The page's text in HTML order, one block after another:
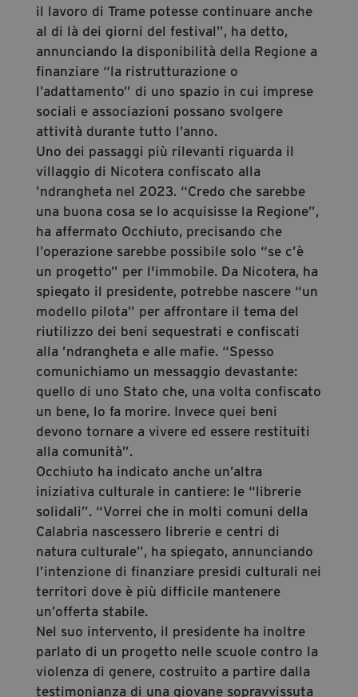
il lavoro di Trame potesse continuare anche
al di là dei giorni del festival”, ha detto,
annunciando la disponibilità della Regione a
finanziare “la ristrutturazione o
l’adattamento” di uno spazio in cui imprese
sociali e associazioni possano svolgere
attività durante tutto l’anno.
Uno dei passaggi più rilevanti riguarda il
villaggio di Nicotera confiscato alla
’ndrangheta nel 2023. “Credo che sarebbe
una buona cosa se lo acquisisse la Regione”,
ha affermato Occhiuto, precisando che
l’operazione sarebbe possibile solo “se c’è
un progetto” per l'immobile. Da Nicotera, ha
spiegato il presidente, potrebbe nascere “un
modello pilota” per affrontare il tema del
riutilizzo dei beni sequestrati e confiscati
alla ’ndrangheta e alle mafie. “Spesso
comunichiamo un messaggio devastante:
quello di uno Stato che, una volta confiscato
un bene, lo fa morire. Invece quei beni
devono tornare a vivere ed essere restituiti
alla comunità”.
Occhiuto ha indicato anche un’altra
iniziativa culturale in cantiere: le “librerie
solidali”. “Vorrei che in molti comuni della
Calabria nascessero librerie e centri di
natura culturale”, ha spiegato, annunciando
l’intenzione di finanziare presidi culturali nei
territori dove è più difficile mantenere
un’offerta stabile.
Nel suo intervento, il presidente ha inoltre
parlato di un progetto nelle scuole contro la
violenza di genere, costruito a partire dalla
testimonianza di una giovane sopravvissuta